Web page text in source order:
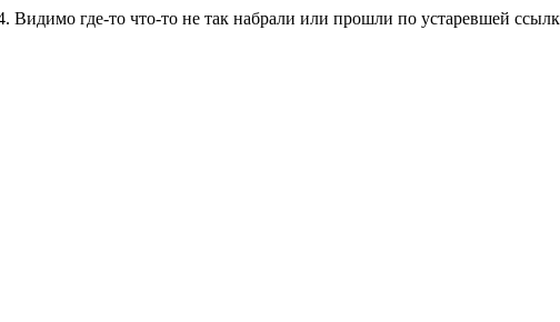
где-то что-то не так набрали или прошли по устаревшей